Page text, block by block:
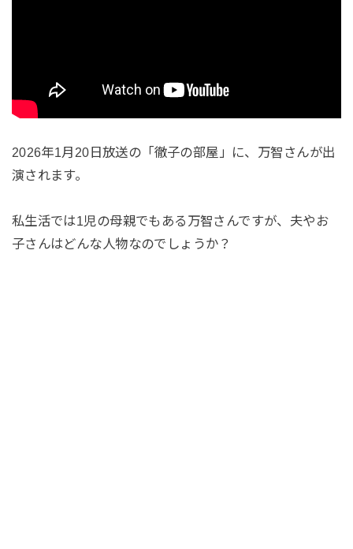
2026年1月20日放送の「徹子の部屋」に、万智さんが出
演されます。
私生活では1児の母親でもある万智さんですが、夫やお
子さんはどんな人物なのでしょうか？